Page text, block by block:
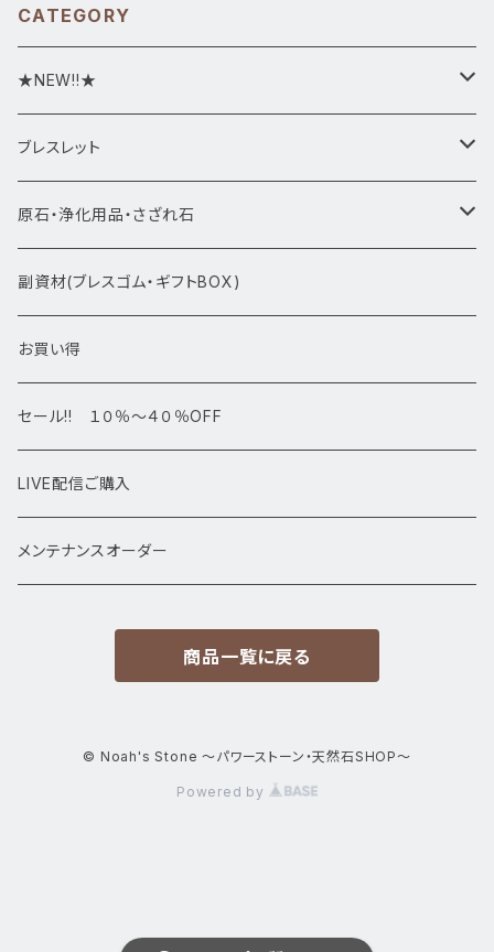
CATEGORY
★NEW!!★
★新入荷1/28~
ブレスレット
ブレスレット1点物
アマビエシリーズ
デザインブレス
高級・高品質ブレスレット
サイズ
13㎜以上
原石・浄化用品・さざれ石
浄化さざれ石
ポイント・タワー・タンブル
スフィア 丸玉
置物
原石・クラスター
副資材(ブレスゴム・ギフトBOX)
お買い得
セール!! １０％～４０％OFF
LIVE配信ご購入
メンテナンスオーダー
商品一覧に戻る
© Noah's Stone ～パワーストーン・天然石SHOP～
Powered by